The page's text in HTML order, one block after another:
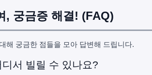
, 궁금증 해결! (FAQ)
해 궁금한 점들을 모아 답변해 드립니다.
서 빌릴 수 있나요?